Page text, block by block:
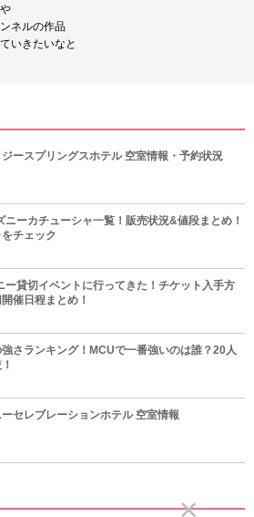
ネルの作品
いきたいなと
ジースプリングスホテル 空室情報・予約状況
ニーカチューシャ一覧！販売状況&値段まとめ！
チェック
ー貸切イベントに行ってきた！チケット入手方
催日程まとめ！
さランキング！MCUで一番強いのは誰？20人
ーセレブレーションホテル 空室情報